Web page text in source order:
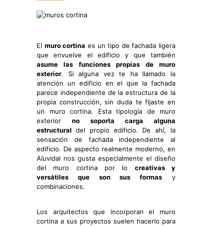
El muro cortina es un tipo de fachada ligera
que envuelve el edificio y que también
asume las funciones propias de muro
exterior. Si alguna vez te ha llamado la
atención un edificio en el que la fachada
parece independiente de la estructura de la
propia construcción, sin duda te fijaste en
un muro cortina. Esta tipología de muro
exterior no soporta carga alguna
estructural del propio edificio. De ahí, la
sensación de fachada independiente al
edificio. De aspecto realmente moderno, en
Aluvidal nos gusta especialmente el diseño
del muro cortina por lo creativas y
versátiles que son sus formas y
combinaciones.
Los arquitectos que incorporan el muro
cortina a sus proyectos suelen hacerlo para